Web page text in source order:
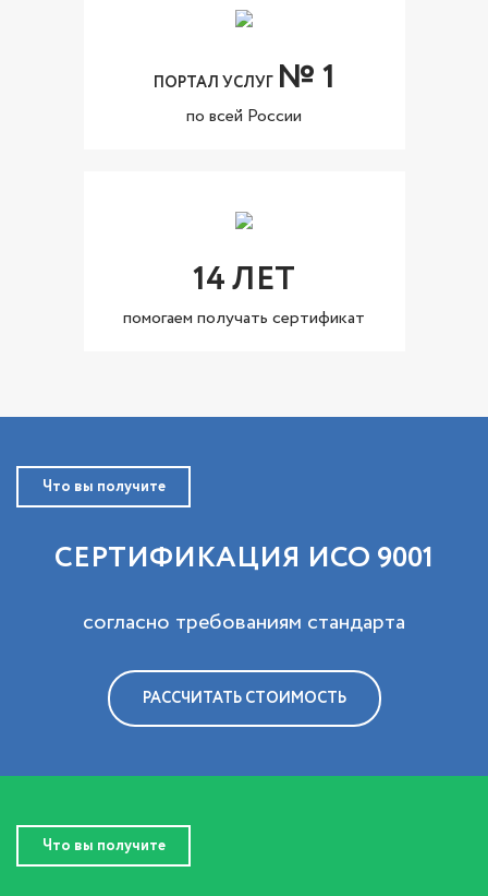
ПОРТАЛ УСЛУГ № 1
по всей России
14 ЛЕТ
помогаем получать сертификат
Что вы получите
СЕРТИФИКАЦИЯ ИСО 9001
согласно требованиям стандарта
РАССЧИТАТЬ СТОИМОСТЬ
Что вы получите